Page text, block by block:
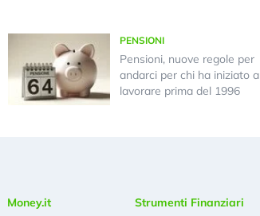
PENSIONI
Pensioni, nuove regole per
andarci per chi ha iniziato a
lavorare prima del 1996
Money.it Strumenti Finanziari